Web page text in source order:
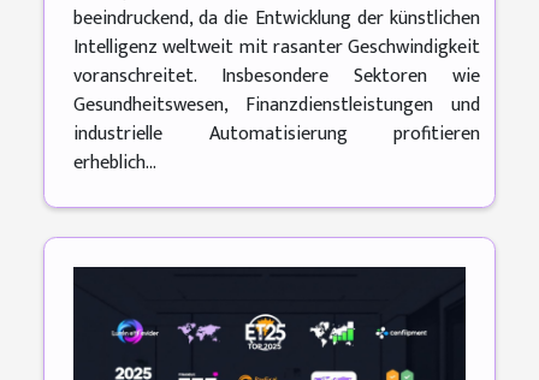
beeindruckend, da die Entwicklung der künstlichen
Intelligenz weltweit mit rasanter Geschwindigkeit
voranschreitet. Insbesondere Sektoren wie
Gesundheitswesen, Finanzdienstleistungen und
industrielle Automatisierung profitieren
erheblich...